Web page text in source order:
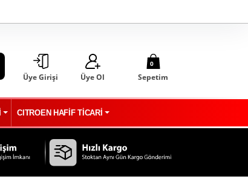
Üye Girişi Üye Ol
0
Sepetim
CITROEN HAFİF TİCARİ